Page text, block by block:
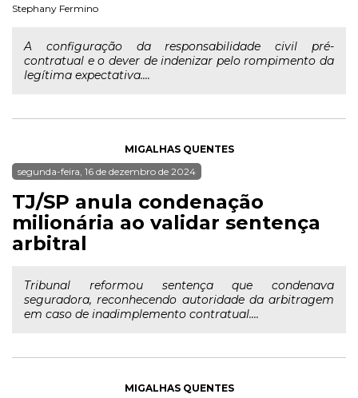
Stephany Fermino
A configuração da responsabilidade civil pré-
contratual e o dever de indenizar pelo rompimento da
legítima expectativa....
MIGALHAS QUENTES
segunda-feira, 16 de dezembro de 2024
TJ/SP anula condenação
milionária ao validar sentença
arbitral
Tribunal reformou sentença que condenava
seguradora, reconhecendo autoridade da arbitragem
em caso de inadimplemento contratual....
MIGALHAS QUENTES